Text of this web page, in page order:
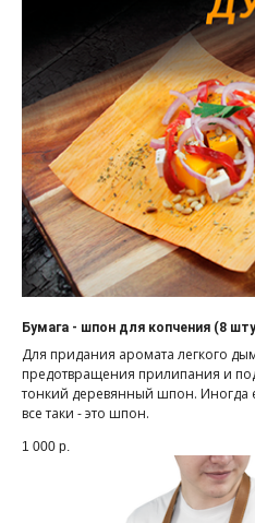
Бумага - шпон для копчения (8
Для придания аромата легкого
предотвращения прилипания и
тонкий деревянный шпон. Иногда
все таки - это шпон.
1 000 р.